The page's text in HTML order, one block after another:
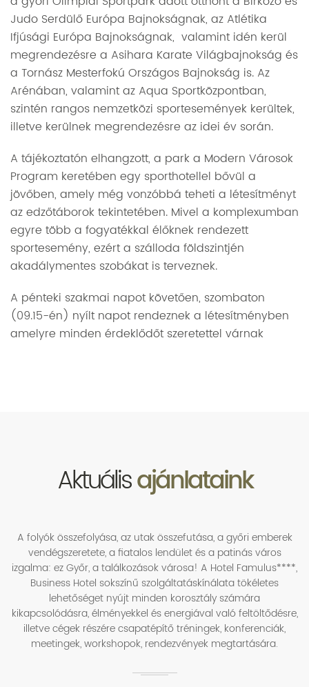
Judo Serdülő Európa Bajnokságnak, az Atlétika
Ifjúsági Európa Bajnokságnak, valamint idén kerül
megrendezésre a Asihara Karate Világbajnokság és
a Tornász Mesterfokú Országos Bajnokság is. Az
Arénában, valamint az Aqua Sportközpontban,
szintén rangos nemzetközi sportesemények kerültek,
illetve kerülnek megrendezésre az idei év során.
A tájékoztatón elhangzott, a park a Modern Városok
Program keretében egy sporthotellel bővül a
jövőben, amely még vonzóbbá teheti a létesítményt
az edzőtáborok tekintetében. Mivel a komplexumban
egyre több a fogyatékkal élőknek rendezett
sportesemény, ezért a szálloda földszintjén
akadálymentes szobákat is terveznek.
A pénteki szakmai napot követően, szombaton
(09.15-én) nyílt napot rendeznek a létesítményben
amelyre minden érdeklődőt szeretettel várnak
Aktuálisajánlataink
A folyók összefolyása, az utak összefutása, a győri emberek
vendégszeretete, a fiatalos lendület és a patinás város
izgalma: ez Győr, a találkozások városa! A Hotel Famulus****,
Business Hotel sokszínű szolgáltatáskínálata tökéletes
lehetőséget nyújt minden korosztály számára
kikapcsolódásra, élményekkel és energiával való feltöltődésre,
illetve cégek részére csapatépítő tréningek, konferenciák,
meetingek, workshopok, rendezvények megtartására.